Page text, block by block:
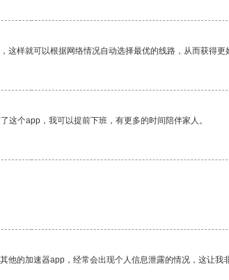
样就可以根据网络情况自动选择最优的线路，从而获得更
个app，我可以提前下班，有更多的时间陪伴家人。
的加速器app，经常会出现个人信息泄露的情况，这让我